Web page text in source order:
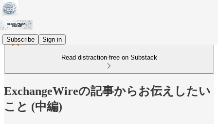
Subscribe Sign in
Read distraction-free on Substack
ExchangeWireの記事からお伝えしたい
こと (中編)